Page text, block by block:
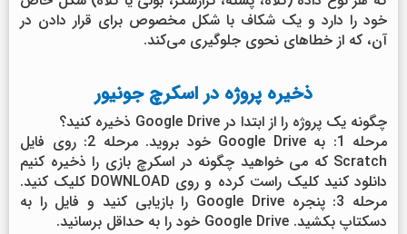
خود را دارد و یک شکاف با شکل مخصوص برای قرار دادن در
آن، که از خطاهای نحوی جلوگیری می‌کند.
ذخیره پروژه در اسکرچ جونیور
چگونه یک پروژه را از ابتدا در Google Drive ذخیره کنید؟
مرحله 1: به Google Drive خود بروید. مرحله 2: روی فایل
Scratch که می خواهید چگونه در اسکرچ بازی را ذخیره کنیم
دانلود کنید کلیک راست کرده و روی DOWNLOAD کلیک کنید.
مرحله 3: پنجره Google Drive را بازیابی کنید و فایل را به
دسکتاپ بکشید. Google Drive خود را به حداقل برسانید.